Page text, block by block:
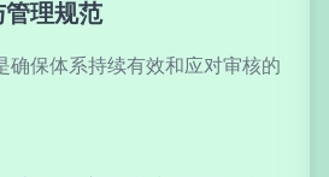
理规范
确保体系持续有效和应对审核的